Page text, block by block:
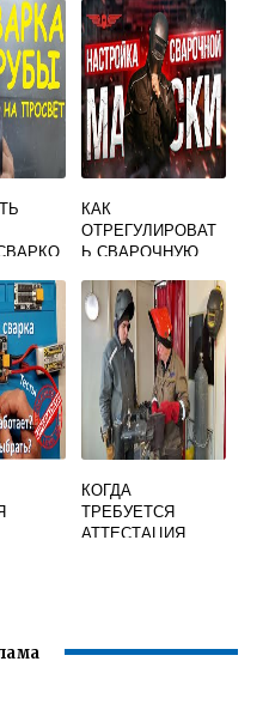
КАК
ОТРЕГУЛИРОВАТ
Ь СВАРОЧНУЮ
КОГДА
ТРЕБУЕТСЯ
АТТЕСТАЦИЯ